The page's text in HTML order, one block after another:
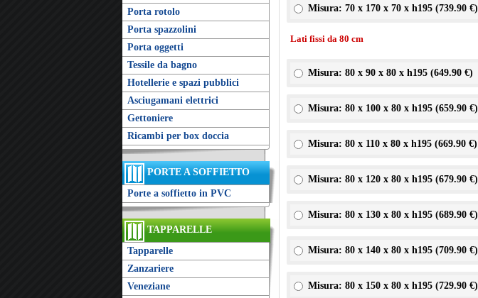
Porta rotolo
Porta spazzolini
Porta oggetti
Tessile da bagno
Hotellerie e spazi pubblici
Asciugamani elettrici
Gettoniere
Ricambi per box doccia
PORTE A SOFFIETTO
Porte a soffietto in PVC
TAPPARELLE
Tapparelle
Zanzariere
Veneziane
Misura: 70 x 170 x 70 x h195 (739.90 €)
Lati fissi da 80 cm
Misura: 80 x 90 x 80 x h195 (649.90 €)
Misura: 80 x 100 x 80 x h195 (659.90 €)
Misura: 80 x 110 x 80 x h195 (669.90 €)
Misura: 80 x 120 x 80 x h195 (679.90 €)
Misura: 80 x 130 x 80 x h195 (689.90 €)
Misura: 80 x 140 x 80 x h195 (709.90 €)
Misura: 80 x 150 x 80 x h195 (729.90 €)